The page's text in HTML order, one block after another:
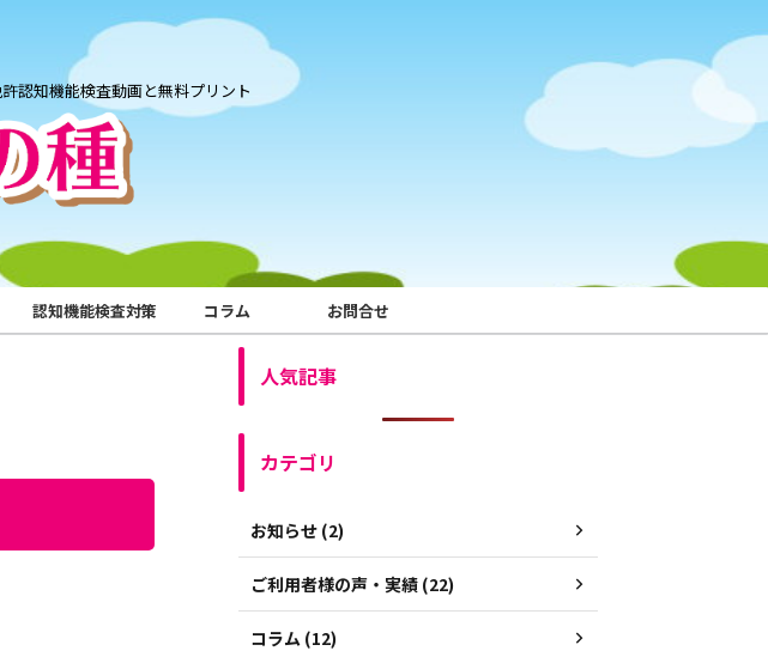
認知機能検査動画と無料プリント
認知機能検査対策 コラム お問合せ
人気記事
カテゴリ
お知らせ (2)
ご利用者様の声・実績 (22)
コラム (12)